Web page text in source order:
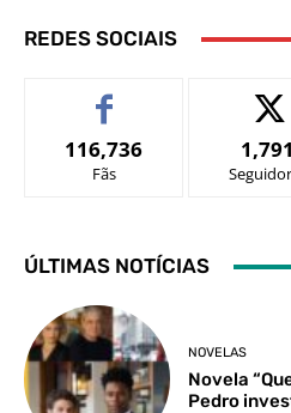
REDES SOCIAIS
116,736
Fãs
1,791
ÚLTIMAS NOTÍCIAS
NOVELAS
Novela
Pedro